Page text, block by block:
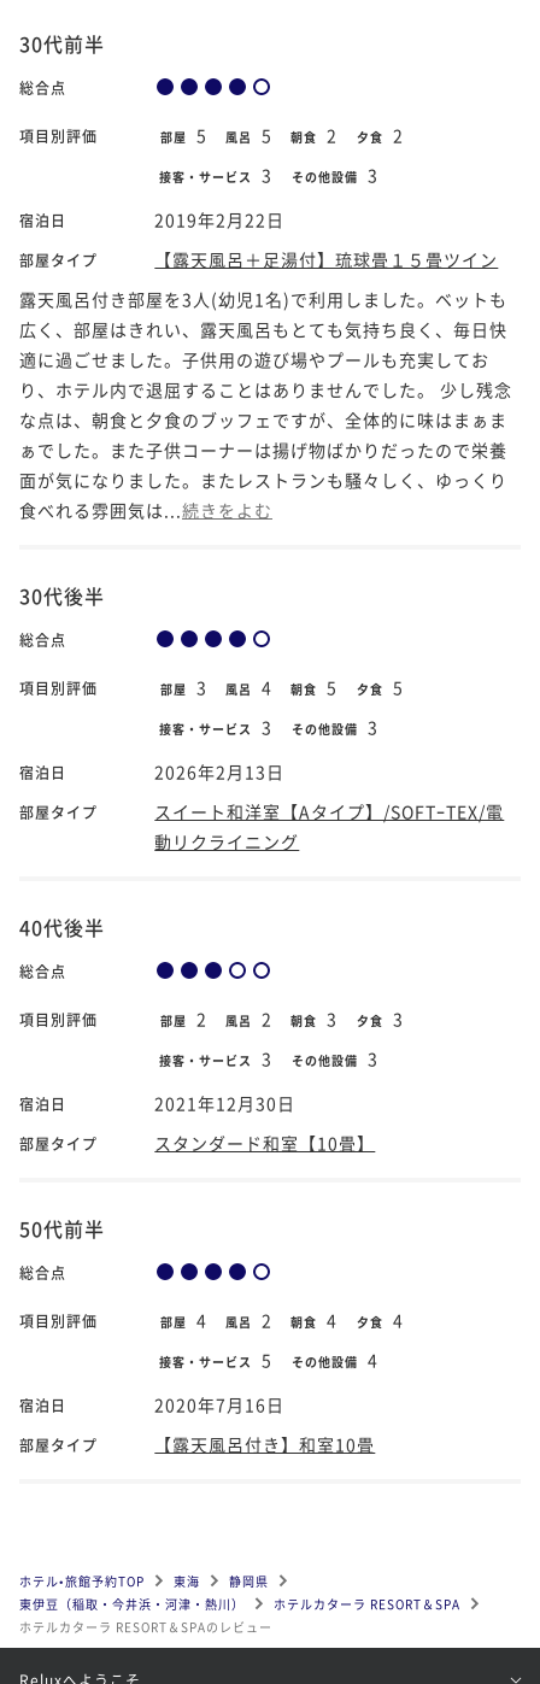
30代前半
総合点
項目別評価 部屋 5 風呂 5 朝食 2 夕食 2
接客・サービス 3 その他設備 3
宿泊日 2019年2月22日
部屋タイプ
【露天風呂＋足湯付】琉球畳１５畳ツイン
露天風呂付き部屋を3人(幼児1名)で利用しました。ベットも
広く、部屋はきれい、露天風呂もとても気持ち良く、毎日快
適に過ごせました。子供用の遊び場やプールも充実してお
り、ホテル内で退屈することはありませんでした。 少し残念
な点は、朝食と夕食のブッフェですが、全体的に味はまぁま
ぁでした。また子供コーナーは揚げ物ばかりだったので栄養
面が気になりました。またレストランも騒々しく、ゆっくり
食べれる雰囲気は... 続きをよむ
30代後半
総合点
項目別評価 部屋 3 風呂 4 朝食 5 夕食 5
接客・サービス 3 その他設備 3
宿泊日 2026年2月13日
部屋タイプ
スイート和洋室【Aタイプ】/SOFTｰTEX/電
動リクライニング
40代後半
総合点
項目別評価 部屋 2 風呂 2 朝食 3 夕食 3
接客・サービス 3 その他設備 3
宿泊日 2021年12月30日
部屋タイプ スタンダード和室【10畳】
50代前半
総合点
項目別評価 部屋 4 風呂 2 朝食 4 夕食 4
接客・サービス 5 その他設備 4
宿泊日 2020年7月16日
部屋タイプ 【露天風呂付き】和室10畳
ホテル•旅館予約TOP 東海
静岡県
東伊豆（稲取・今井浜・河津・熱川）
ホテルカターラ RESORT＆SPA
ホテルカターラ RESORT＆SPAのレビュー
Reluxへようこそ